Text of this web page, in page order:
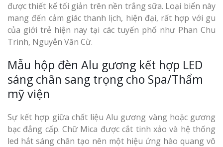
được thiết kế tối giản trên nền trắng sữa. Loại biển này
mang đến cảm giác thanh lịch, hiện đại, rất hợp với gu
của giới trẻ hiện nay tại các tuyến phố như Phan Chu
Trinh, Nguyễn Văn Cừ.
Mẫu hộp đèn Alu gương kết hợp LED
sáng chân sang trọng cho Spa/Thẩm
mỹ viện
Sự kết hợp giữa chất liệu Alu gương vàng hoặc gương
bạc đẳng cấp. Chữ Mica được cắt tinh xảo và hệ thống
led hắt sáng chân tạo nên một hiệu ứng hào quang vô